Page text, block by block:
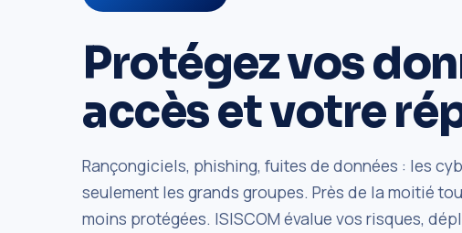
Protégez vos
accès et votre
Rançongiciels, phishing, fuites de données : les
seulement les grands groupes. Près de la moitié
moins protégées. ISISCOM évalue vos risques,